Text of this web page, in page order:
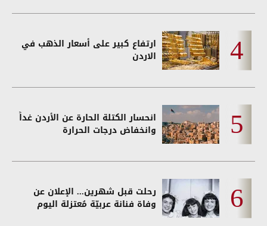
ارتفاع كبير على أسعار الذهب في
الاردن
انحسار الكتلة الحارة عن الأردن غداً
وانخفاض درجات الحرارة
رحلت قبل شهرين... الإعلان عن
وفاة فنانة عربيّة مُعتزلة اليوم